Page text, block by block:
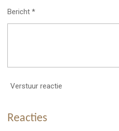
Bericht *
Verstuur reactie
Reacties